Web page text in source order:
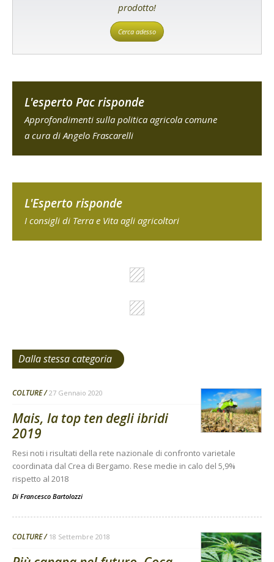
prodotto!
Cerca adesso
L'esperto Pac risponde
Approfondimenti sulla politica agricola comune
a cura di Angelo Frascarelli
L'Esperto risponde
I consigli di Terra e Vita agli agricoltori
Dalla stessa categoria
COLTURE 27 Gennaio 2020
Mais, la top ten degli ibridi
2019
Resi noti i risultati della rete nazionale di confronto varietale
coordinata dal Crea di Bergamo. Rese medie in calo del 5,9%
rispetto al 2018
Di Francesco Bartolozzi
COLTURE 18 Settembre 2018